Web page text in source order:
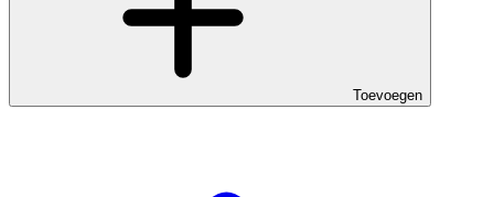
Toevoegen